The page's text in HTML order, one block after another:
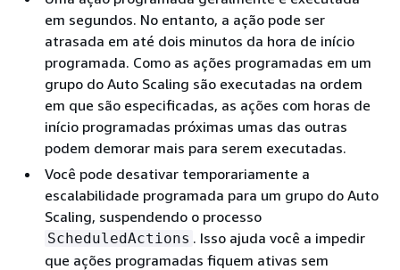
em segundos. No entanto, a ação pode ser
atrasada em até dois minutos da hora de início
programada. Como as ações programadas em um
grupo do Auto Scaling são executadas na ordem
em que são especificadas, as ações com horas de
início programadas próximas umas das outras
podem demorar mais para serem executadas.
Você pode desativar temporariamente a
escalabilidade programada para um grupo do Auto
Scaling, suspendendo o processo
ScheduledActions . Isso ajuda você a impedir
que ações programadas fiquem ativas sem